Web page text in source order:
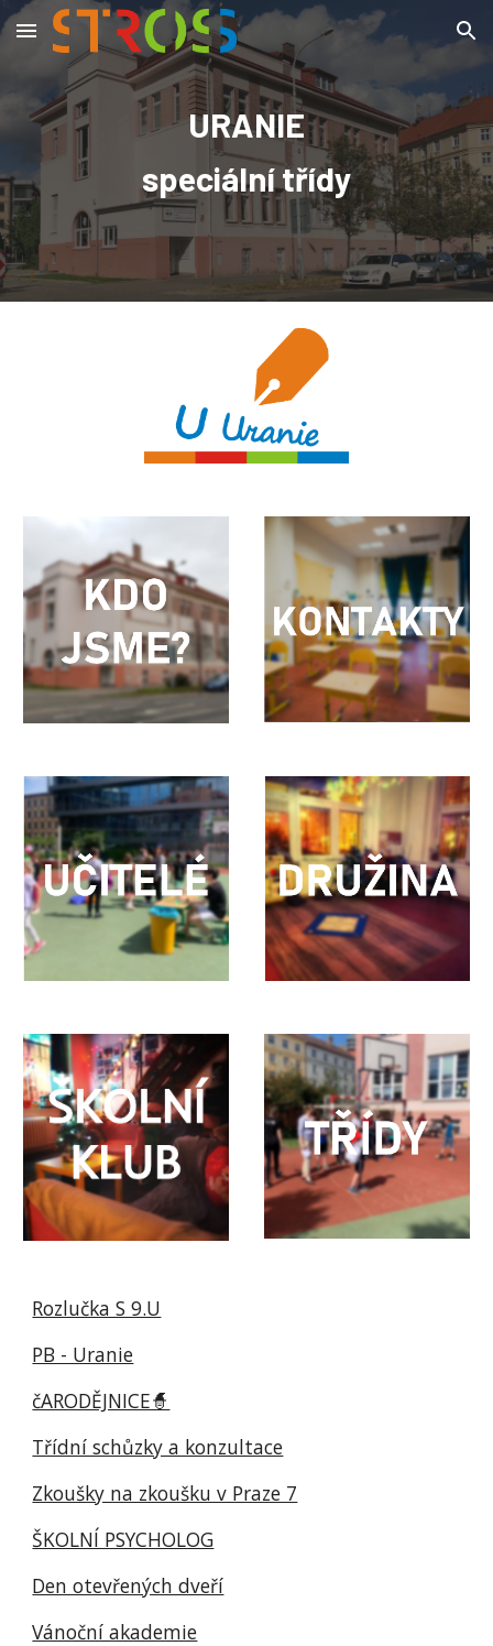
Skip to main content Skip to navigation
URANIE
speciální třídy
Rozlučka S 9.U
PB - Uranie
čARODĚJNICE🧙
Třídní schůzky a konzultace
Zkoušky na zkoušku v Praze 7
ŠKOLNÍ PSYCHOLOG
Den otevřených dveří
Vánoční akademie